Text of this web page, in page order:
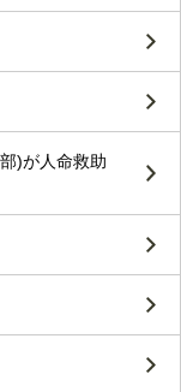
)が人命救助